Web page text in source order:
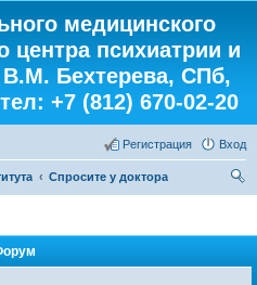
медицинского
центра психиатрии и
Бехтерева, СПб,
+7 (812) 670-02-20
Вход
Регистрация
Спросите у доктора